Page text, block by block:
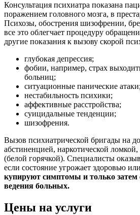
Консультация психиатра показана
поражением головного мозга, в
Психозы, обострения шизофрении,
все это облегчает процедуру
другие показания к вызову скорой
глубокая депрессия;
фобии, например, страх
больниц;
ситуационные панические
нестабильность психики;
аффективные расстройства;
суицидальные тенденции;
шизофрения.
Вызов психиатрической бригады на
абстиненцией, наркотической
(белой горячкой). Специалисты
если состояние угрожает здоровью
купируют симптомы и только затем
ведения больных.
Цены на услуги